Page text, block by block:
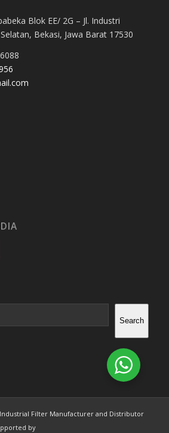
Blok EE/ 2G – Jl. Industri
Bekasi, Jawa Barat 17530
Search
Filter Manufacturer and Distributor
by